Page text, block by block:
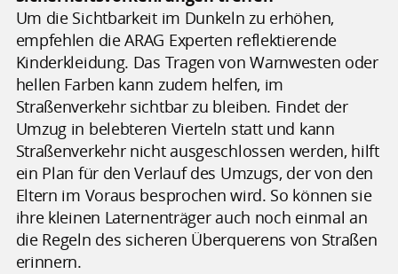
Um die Sichtbarkeit im Dunkeln zu erhöhen,
empfehlen die ARAG Experten reflektierende
Kinderkleidung. Das Tragen von Warnwesten oder
hellen Farben kann zudem helfen, im
Straßenverkehr sichtbar zu bleiben. Findet der
Umzug in belebteren Vierteln statt und kann
Straßenverkehr nicht ausgeschlossen werden, hilft
ein Plan für den Verlauf des Umzugs, der von den
Eltern im Voraus besprochen wird. So können sie
ihre kleinen Laternenträger auch noch einmal an
die Regeln des sicheren Überquerens von Straßen
erinnern.